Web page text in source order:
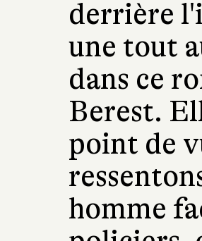
derrière
une tout
dans ce
Berest.
point de
homme